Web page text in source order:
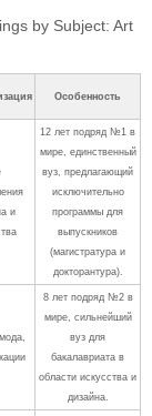
by Subject: Art
Особенность
и
12 лет подряд №1 в
мире, единственный
вуз, предлагающий
исключительно
программы для
выпускников
(магистратура и
докторантура).
8 лет подряд №2 в
мире, сильнейший
вуз для
бакалавриата в
области искусства и
дизайна.